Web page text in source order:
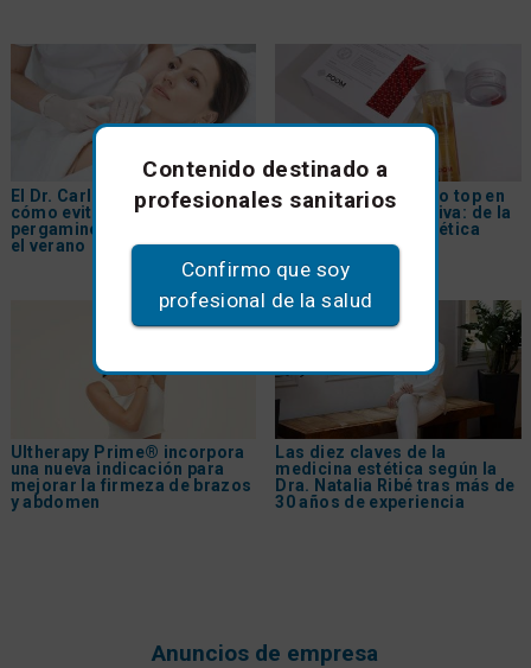
El Dr. Carlos Gómez explica
cómo evitar la 'piel de
pergamino' en el escote tras
el verano
PDRN, el tratamiento top en
medicina regenerativa: de la
inyección a la cosmética
Ultherapy Prime® incorpora
una nueva indicación para
mejorar la firmeza de brazos
y abdomen
Las diez claves de la
medicina estética según la
Dra. Natalia Ribé tras más de
30 años de experiencia
Anuncios de empresa
Contenido destinado a
profesionales sanitarios
Confirmo que soy
profesional de la salud